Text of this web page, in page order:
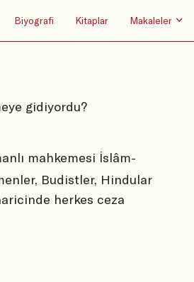
Biyografi Kitaplar Makaleler
gidiyordu?
mahkemesi İslâm-
Budistler, Hindular
herkes ceza